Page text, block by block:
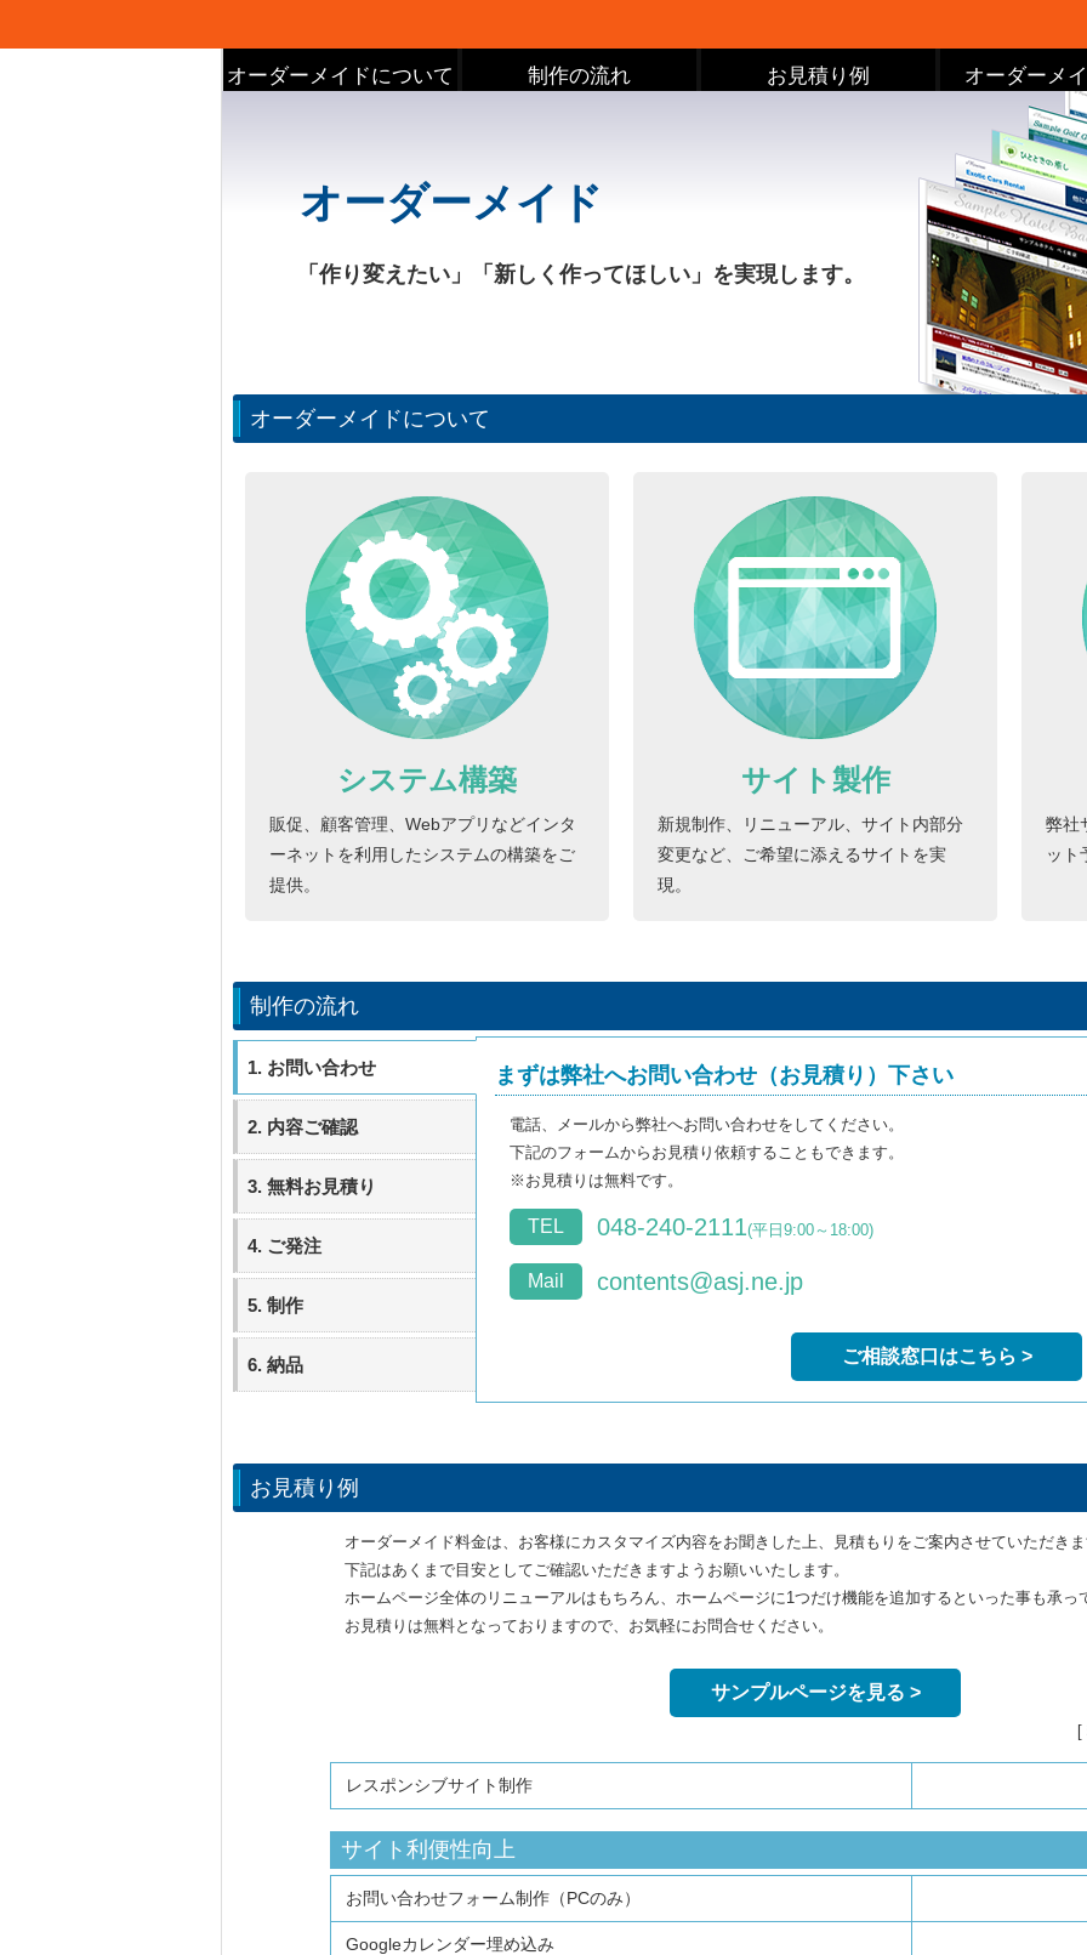
オーダーメイドについて 制作の流れ お見積り例 オーダーメ
オーダーメイド
「作り変えたい」「新しく作ってほしい」を実現します。
オーダーメイドについて
システム構築
販促、顧客管理、Webアプリなどインタ
ーネットを利用したシステムの構築をご
提供。
サイト製作
新規制作、リニューアル、サイト内部分
変更など、ご希望に添えるサイトを実
現。
弊社
ット
制作の流れ
1. お問い合わせ
2. 内容ご確認
3. 無料お見積り
4. ご発注
5. 制作
6. 納品
まずは弊社へお問い合わせ（お見積り）下さい
電話、メールから弊社へお問い合わせをしてください。
下記のフォームからお見積り依頼することもできます。
※お見積りは無料です。
TEL 048-240-2111(平日9:00～18:00)
Mail contents@asj.ne.jp
ご相談窓口はこちら >
お見積り例
オーダーメイド料金は、お客様にカスタマイズ内容をお聞きした上、見積もりをご案内させていただきま
下記はあくまで目安としてご確認いただきますようお願いいたします。
ホームページ全体のリニューアルはもちろん、ホームページに1つだけ機能を追加するといった事も承っ
お見積りは無料となっておりますので、お気軽にお問合せください。
サンプルページを見る >
[
レスポンシブサイト制作
サイト利便性向上
お問い合わせフォーム制作（PCのみ）
Googleカレンダー埋め込み